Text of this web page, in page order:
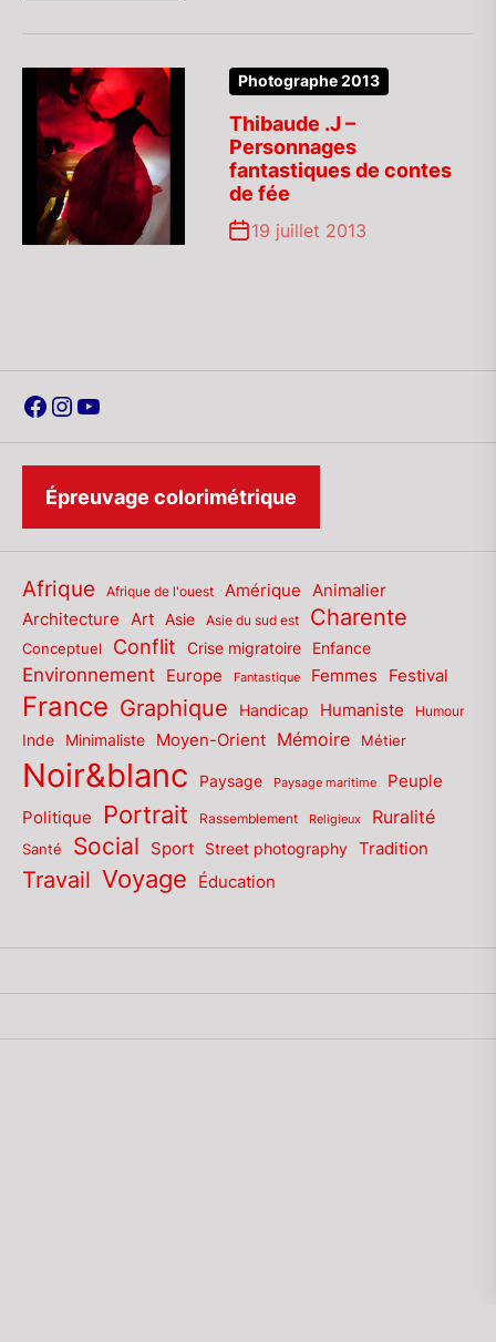
Photographe 2013
Thibaude .J –
Personnages
fantastiques de contes
de fée
19 juillet 2013
Facebook
Instagram
YouTube
Épreuvage colorimétrique
Afrique Afrique de l'ouest Amérique Animalier
Architecture
Art Asie Asie du sud est Charente
Conceptuel Conflit Crise migratoire Enfance
Environnement Europe Fantastique Femmes Festival
France Graphique Handicap Humaniste Humour
Inde Minimaliste Moyen-Orient Mémoire Métier
Noir&blanc Paysage Paysage maritime Peuple
Politique Portrait Rassemblement Religieux Ruralité
Santé Social Sport Street photography Tradition
Travail Voyage Éducation